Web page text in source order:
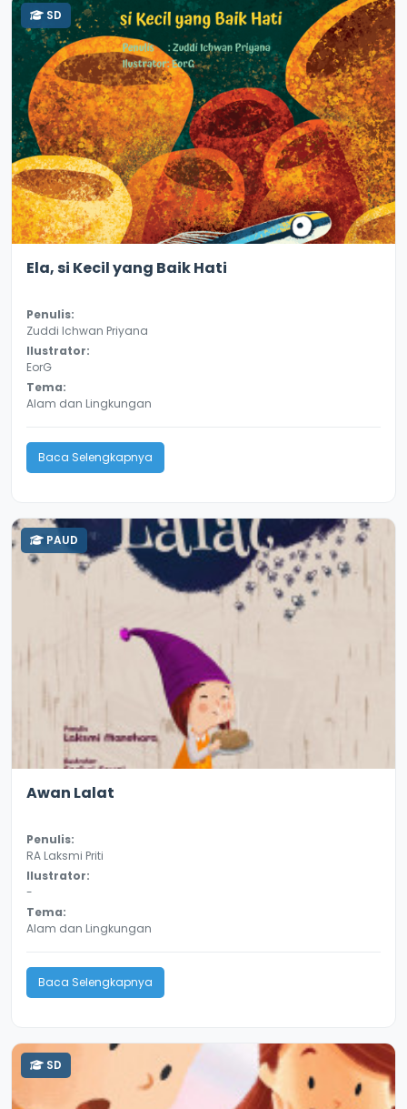
SD
Ela, si Kecil yang Baik Hati
Penulis:
Zuddi Ichwan Priyana
Ilustrator:
EorG
Tema:
Alam dan Lingkungan
Baca Selengkapnya
PAUD
Awan Lalat
Penulis:
RA Laksmi Priti
Ilustrator:
-
Tema:
Alam dan Lingkungan
Baca Selengkapnya
SD